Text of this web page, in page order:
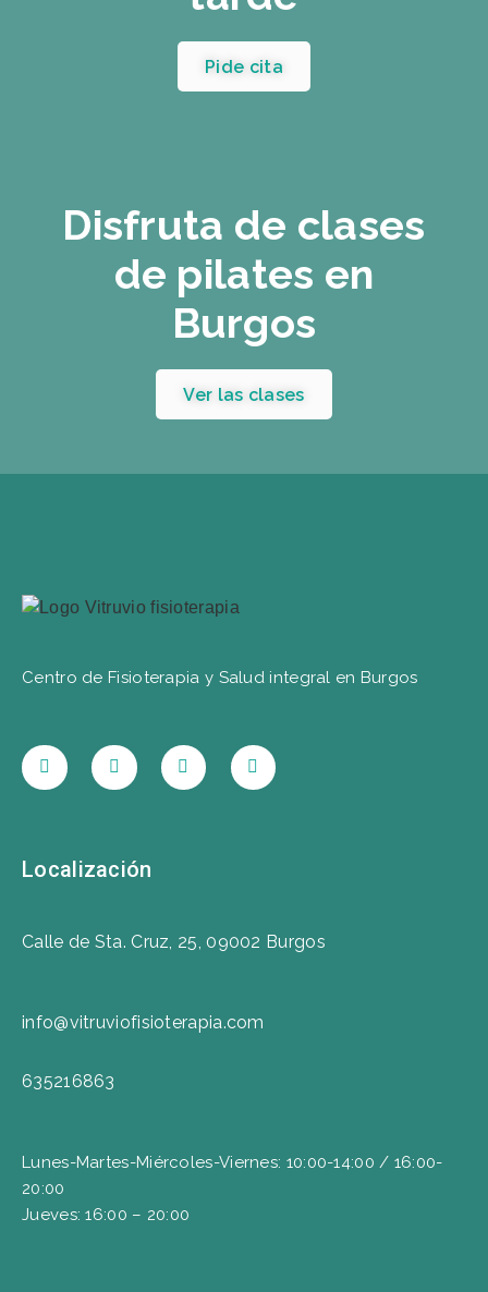
Pide cita
Disfruta de clases
de pilates en
Burgos
Ver las clases
Centro de Fisioterapia y Salud integral en Burgos
Localización
Calle de Sta. Cruz, 25, 09002 Burgos
info@vitruviofisioterapia.com
635216863
Lunes-Martes-Miércoles-Viernes: 10:00-14:00 / 16:00-
20:00
Jueves: 16:00 – 20:00